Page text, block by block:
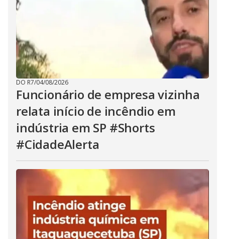
DO R7/04/08/2026
Funcionário de empresa vizinha
relata início de incêndio em
indústria em SP #Shorts
#CidadeAlerta